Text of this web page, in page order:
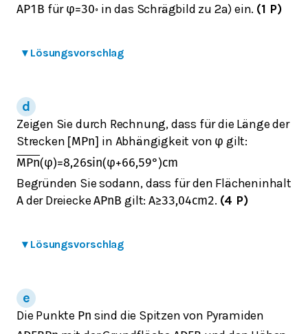
AP1 B für φ=30∘ in das Schrägbild zu 2a) ein. (1 P)
▾ Lösungsvorschlag
Zeigen Sie durch Rechnung, dass für die Länge der
Strecken [M Pn] in Abhängigkeit von φ gilt:
M Pn(φ)=8,26sin(φ+66,59° )cm
Begründen Sie sodann, dass für den Flächeninhalt
A der DreieckeAPn B gilt: A≥33,04cm2. (4 P)
▾ Lösungsvorschlag
Die Punkte Pn sind die Spitzen von Pyramiden